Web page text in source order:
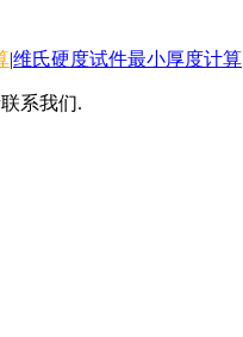
|维氏硬度试件最小厚度计算
系我们.